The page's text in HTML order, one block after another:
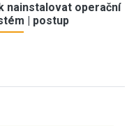
nainstalovat operační
| postup